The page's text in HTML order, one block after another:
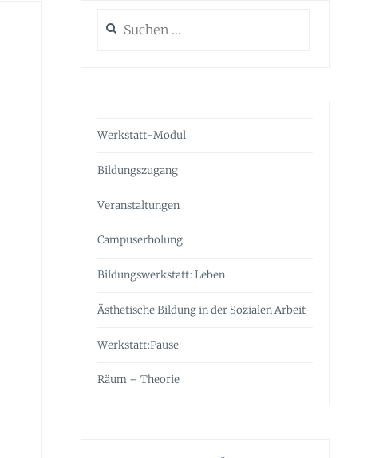
nach:
Werkstatt-Modul
Bildungszugang
Veranstaltungen
Campuserholung
Bildungswerkstatt: Leben
Ästhetische Bildung in der Sozialen Arbeit
Werkstatt:Pause
Räum – Theorie